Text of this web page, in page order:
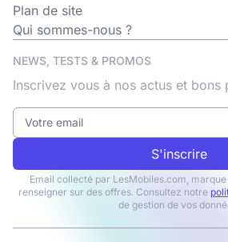
Plan de site
Qui sommes-nous ?
NEWS, TESTS & PROMOS
Inscrivez vous à nos actus et bons
S'inscrire
Email collecté par LesMobiles.com,
renseigner sur des offres. Consultez notre
de gestion de vos